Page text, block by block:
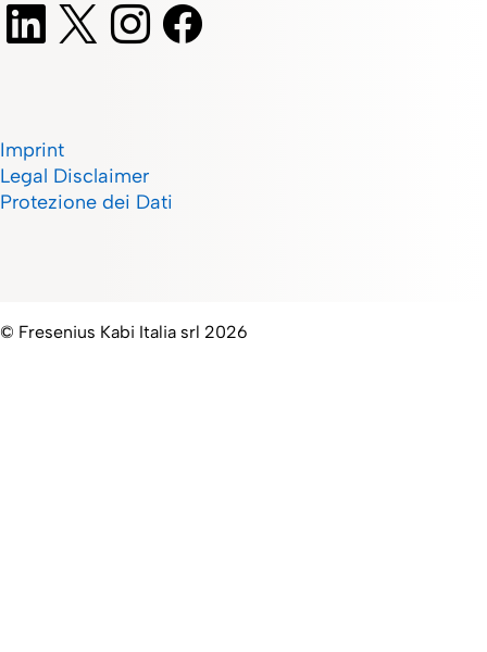
Imprint
Legal Disclaimer
Protezione dei Dati
© Fresenius Kabi Italia srl 2026